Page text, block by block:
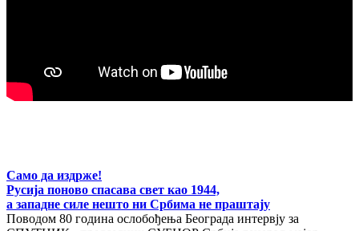
Само да издрже!
Русија поново спасава свет као 1944,
а западне силе нешто ни Србима не праштају
Поводом 80 година ослобођења Београда интервју за